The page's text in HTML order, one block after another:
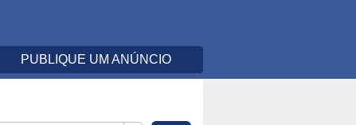
PUBLIQUE UM ANÚNCIO